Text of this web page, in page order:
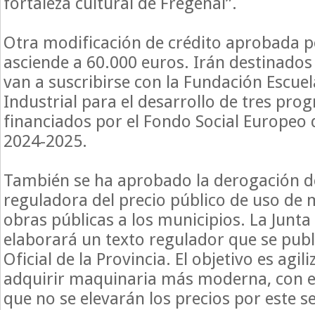
Otra modificación de crédito aprobada
asciende a 60.000 euros. Irán
van a suscribirse con la Fundación
Industrial para el desarrollo de tres
financiados por el Fondo Social
2024-2025.
También se ha aprobado la derogación
reguladora del precio público de uso de
obras públicas a los municipios. La
elaborará un texto regulador que se
Oficial de la Provincia. El objetivo es
adquirir maquinaria más moderna, con
que no se elevarán los precios por este